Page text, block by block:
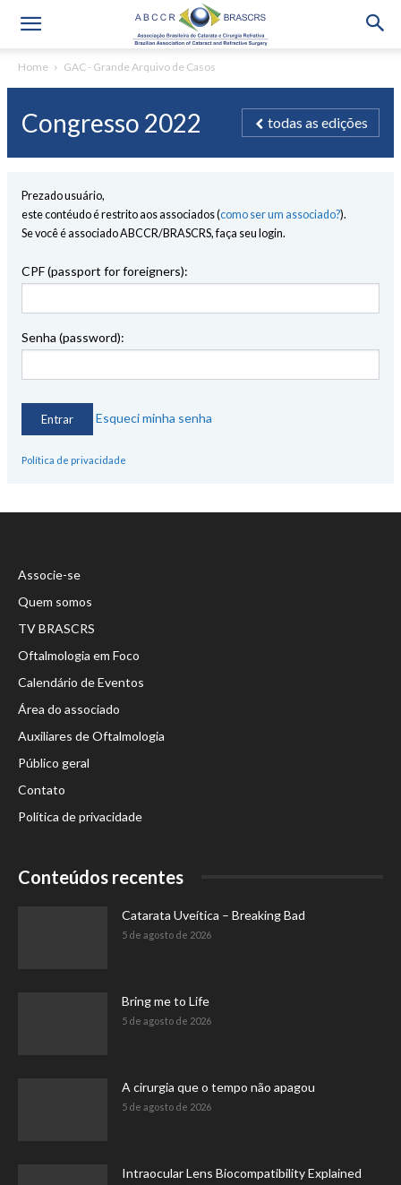
Home GAC - Grande Arquivo de Casos
Congresso 2022 todas as edições
Prezado usuário,
este contéudo é restrito aos associados (como ser um associado?).
Se você é associado ABCCR/BRASCRS, faça seu login.
CPF (passport for foreigners):
Senha (password):
Esqueci minha senha
Política de privacidade
Associe-se
Quem somos
TV BRASCRS
Oftalmologia em Foco
Calendário de Eventos
Área do associado
Auxiliares de Oftalmologia
Público geral
Contato
Política de privacidade
Conteúdos recentes
Catarata Uveítica – Breaking Bad
5 de agosto de 2026
Bring me to Life
5 de agosto de 2026
A cirurgia que o tempo não apagou
5 de agosto de 2026
Intraocular Lens Biocompatibility Explained